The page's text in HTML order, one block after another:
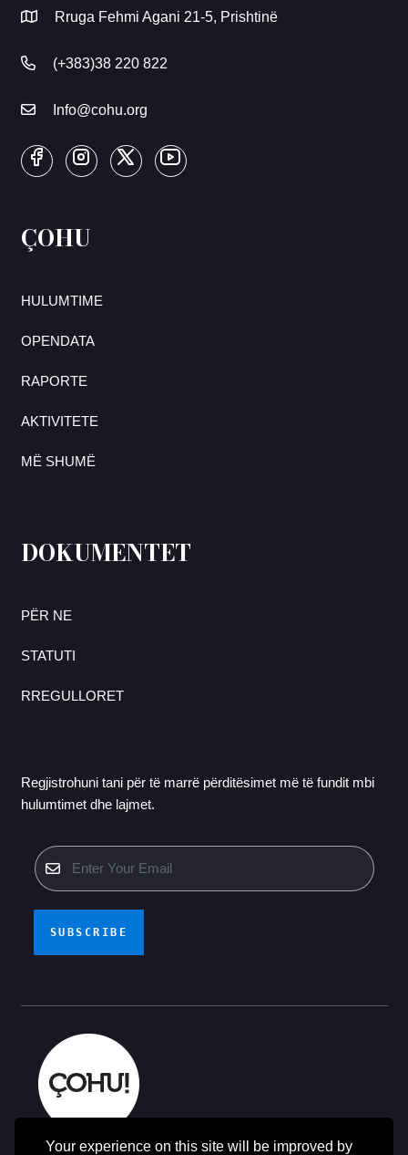
Rruga Fehmi Agani 21-5, Prishtinë
(+383)38 220 822
Info@cohu.org
ÇOHU
HULUMTIME
OPENDATA
RAPORTE
AKTIVITETE
MË SHUMË
DOKUMENTET
PËR NE
STATUTI
RREGULLORET
Regjistrohuni tani për të marrë përditësimet më të fundit mbi
hulumtimet dhe lajmet.
SUBSCRIBE
Your experience on this site will be improved by